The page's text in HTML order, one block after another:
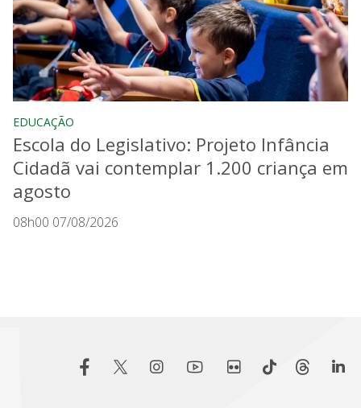
EDUCAÇÃO
Escola do Legislativo: Projeto Infância
Cidadã vai contemplar 1.200 criança em
agosto
08h00 07/08/2026